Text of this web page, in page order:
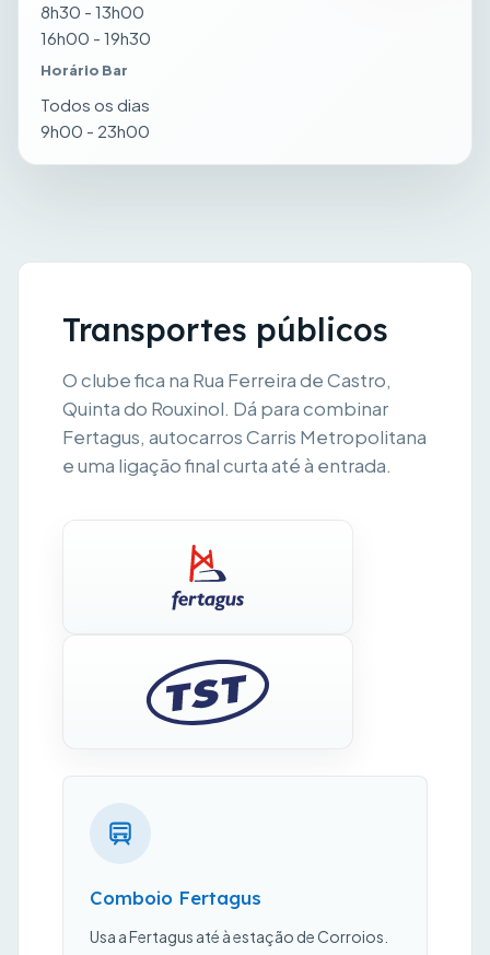
8h30 - 13h00
16h00 - 19h30
Horário Bar
Todos os dias
9h00 - 23h00
Transportes públicos
O clube fica na Rua Ferreira de Castro,
Quinta do Rouxinol. Dá para combinar
Fertagus, autocarros Carris Metropolitana
e uma ligação final curta até à entrada.
Comboio Fertagus
Usa a Fertagus até à estação de Corroios.